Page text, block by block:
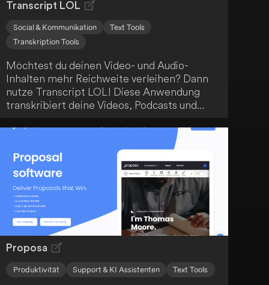
Transcript LOL
Social & Kommunikation
Text Tools
Transkription Tools
Möchtest du deinen Video- und Audio-
Inhalten mehr Reichweite verleihen? Dann
nutze Transcript LOL! Diese Anwendung
transkribiert deine Videos, Podcasts und
erstellt Zusammenfassungen sowie
Themenerkennung. Sogar bei Inhalten ohne
Untertitel liefert Transcript LOL eine höhere
Genauigkeit als YouTube. Chatte einfach mit
der KI-Anwendung über den Inhalt und
mache deine Medien so für ein breites
Publikum zugänglich.
Proposa
Produktivität Support & KI Assistenten Text Tools